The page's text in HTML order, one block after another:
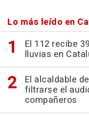
Lo más leído en
El 112 recibe
lluvias en
El alcaldable
filtrarse el
compañeros